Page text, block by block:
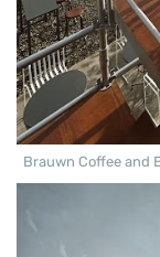
Brauwn Coffee and